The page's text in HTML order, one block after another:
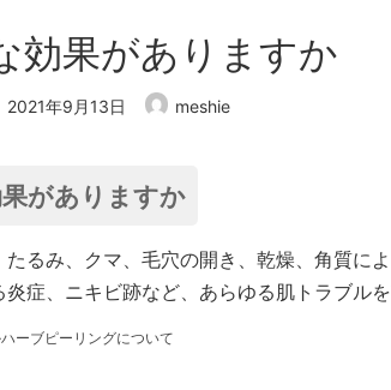
効果がありますか
最
日
時
2021年9月13日 meshie
がありますか
たるみ、クマ、毛穴の開き、乾燥、角質に
症、ニキビ跡など、あらゆる肌トラブルを
ハーブピーリングについて